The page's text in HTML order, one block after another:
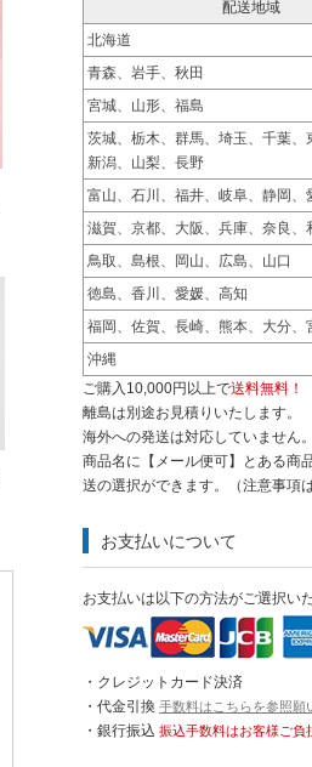
配送地域
北海道
青森、岩手、秋田
宮城、山形、福島
茨城、栃木、群馬、埼玉、千葉、
新潟、山梨、長野
富山、石川、福井、岐阜、静岡、
滋賀、京都、大阪、兵庫、奈良、
鳥取、島根、岡山、広島、山口
徳島、香川、愛媛、高知
福岡、佐賀、長崎、熊本、大分、
沖縄
ご購入10,000円以上で送料無料！
離島は別途お見積りいたします。
海外への発送は対応していません
商品名に【メール便可】とある商
送の選択ができます。（注意事項
お支払いについて
お支払いは以下の方法がご選択い
・クレジットカード決済
・代金引換 手数料はこちらを参照願
・銀行振込 振込手数料はお客様ご負